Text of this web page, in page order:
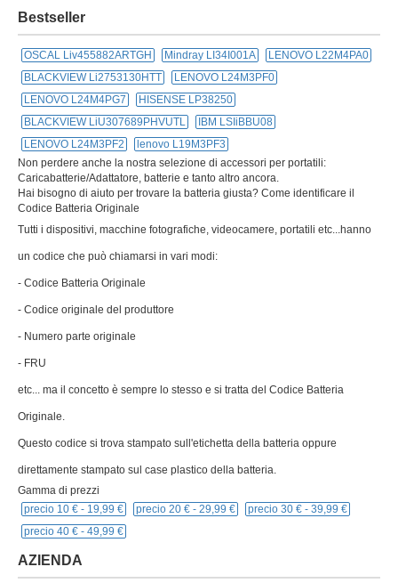
Bestseller
OSCAL Liv455882ARTGH Mindray LI34I001A
LENOVO L22M4PA0
BLACKVIEW Li2753130HTT
LENOVO L24M3PF0
LENOVO L24M4PG7
HISENSE LP38250
BLACKVIEW LiU307689PHVUTL
IBM LSIiBBU08
LENOVO L24M3PF2
lenovo L19M3PF3
Non perdere anche la nostra selezione di accessori per portatili:
Caricabatterie/Adattatore, batterie e tanto altro ancora.
Hai bisogno di aiuto per trovare la batteria giusta? Come identificare il
Codice Batteria Originale
Tutti i dispositivi, macchine fotografiche, videocamere, portatili etc...hanno
un codice che può chiamarsi in vari modi:
- Codice Batteria Originale
- Codice originale del produttore
- Numero parte originale
- FRU
etc... ma il concetto è sempre lo stesso e si tratta del Codice Batteria
Originale.
Questo codice si trova stampato sull'etichetta della batteria oppure
direttamente stampato sul case plastico della batteria.
Gamma di prezzi
precio 10 € - 19,99 € precio 20 € - 29,99 € precio 30 € - 39,99 €
precio 40 € - 49,99 €
AZIENDA